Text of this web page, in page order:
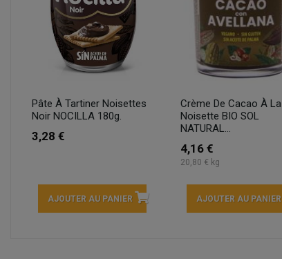
Pâte À Tartiner Noisettes
Noir NOCILLA 180g.
3,28 €
AJOUTER AU PANIER
Crème De Cacao À La
Noisette BIO SOL
NATURAL...
4,16 €
20,80 € kg
AJOUTER AU PANIER